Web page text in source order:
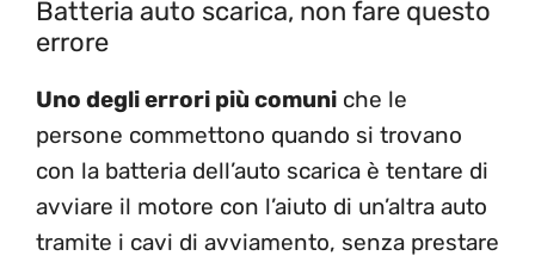
Batteria auto scarica, non fare questo
errore
Uno degli errori più comuni che le
persone commettono quando si trovano
con la batteria dell’auto scarica è tentare di
avviare il motore con l’aiuto di un’altra auto
tramite i cavi di avviamento, senza prestare